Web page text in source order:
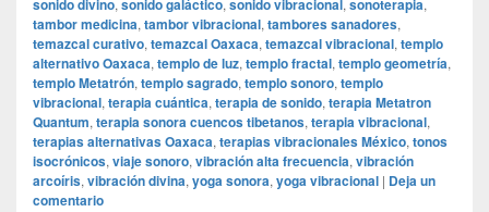
sonido divino, sonido galáctico, sonido vibracional, sonoterapia,
tambor medicina, tambor vibracional, tambores sanadores,
temazcal curativo, temazcal Oaxaca, temazcal vibracional, templo
alternativo Oaxaca, templo de luz, templo fractal, templo geometría,
templo Metatrón, templo sagrado, templo sonoro, templo
vibracional, terapia cuántica, terapia de sonido, terapia Metatron
Quantum, terapia sonora cuencos tibetanos, terapia vibracional,
terapias alternativas Oaxaca, terapias vibracionales México, tonos
isocrónicos, viaje sonoro, vibración alta frecuencia, vibración
arcoíris, vibración divina, yoga sonora, yoga vibracional | Deja un
comentario